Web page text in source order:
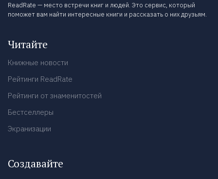
ReadRate — место встречи книг и людей. Это сервис, который
поможет вам найти интересные книги и рассказать о них друзьям.
Читайте
Книжные новости
Рейтинги ReadRate
Рейтинги от знаменитостей
Бестселлеры
Экранизации
Создавайте